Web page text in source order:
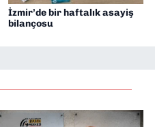
İzmir’de bir haftalık asayiş
bilançosu